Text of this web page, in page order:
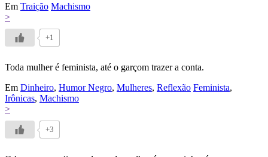
Em Traição Machismo
>
+1
Toda mulher é feminista, até o garçom trazer a conta.
Em Dinheiro, Humor Negro, Mulheres, Reflexão Feminista,
Irônicas, Machismo
>
+3